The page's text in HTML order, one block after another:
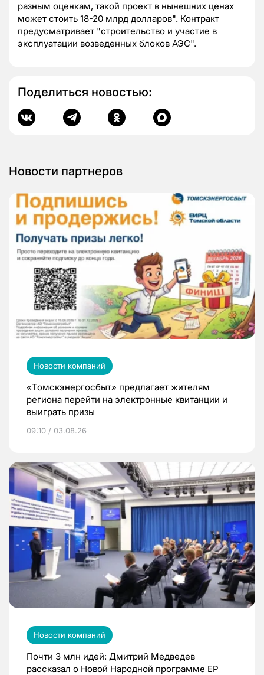
разным оценкам, такой проект в нынешних ценах
может стоить 18-20 млрд долларов". Контракт
предусматривает "строительство и участие в
эксплуатации возведенных блоков АЭС".
Поделиться новостью:
Новости партнеров
Новости компаний
«Томскэнергосбыт» предлагает жителям
региона перейти на электронные квитанции и
выиграть призы
09:10 / 03.08.26
Новости компаний
Почти 3 млн идей: Дмитрий Медведев
рассказал о Новой Народной программе ЕР